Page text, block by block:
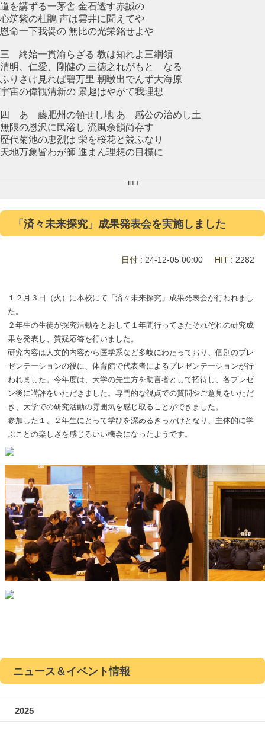
道を講ずる一茅舎 金石透す赤誠の
心筑紫の杜鵑 声は雲井に聞えてや
恩命一下我黌の 無比の光栄銘せよや
三 終始一貫渝らざる 教は知れよ三綱領
清明、仁愛、剛健の 三徳之れがもとゝなる
ふりさけ見れば碧万里 朝暾出でんず大海原
宇宙の偉観清新の 景趣はやがて我理想
四 あゝ藤肥州の領せし地 あゝ感公の治めし土
無限の恩沢に民浴し 流風余韻尚存す
歴代菊池の忠烈は 栄を桜花と競ふなり
天地万象皆わが師 進まん理想の目標に
「済々未来探究」成果発表会を実施しました
日付 : 24-12-05 00:00 HIT : 2282
１２月３日（火）に本校にて「済々未来探究」成果発表会が行われまし
た。
２年生の生徒が探究活動をとおして１年間行ってきたそれぞれの研究成
果を発表し、質疑応答を行いました。
研究内容は人文的内容から医学系など多岐にわたっており、個別のプレ
ゼンテーションの後に、体育館で代表者によるプレゼンテーションが行
われました。今年度は、大学の先生方を助言者として招待し、各プレゼ
ン後に講評をいただきました。専門的な視点での質問やご意見をいただ
き、大学での研究活動の雰囲気を感じ取ることができました。
参加した１、２年生にとって学びを深めるきっかけとなり、主体的に学
ぶことの楽しさを感じるいい機会になったようです。
ニュース＆イベント情報
2025